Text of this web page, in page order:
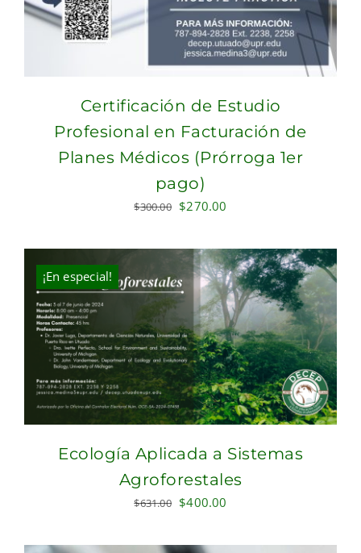
Certificación de Estudio
Profesional en Facturación de
Planes Médicos (Prórroga 1er
pago)
$300.00 Original
was:
$300.00.
$270.00
is:
$270.00.
¡En especial!
Ecología Aplicada a Sistemas
Agroforestales
$631.00 Original
was:
$400.00
is: